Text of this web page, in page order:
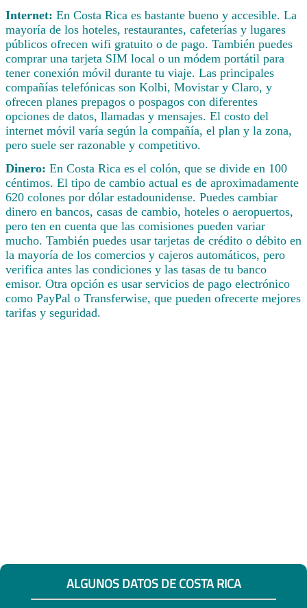
Internet: En Costa Rica es bastante bueno y accesible. La
mayoría de los hoteles, restaurantes, cafeterías y lugares
públicos ofrecen wifi gratuito o de pago. También puedes
comprar una tarjeta SIM local o un módem portátil para
tener conexión móvil durante tu viaje. Las principales
compañías telefónicas son Kolbi, Movistar y Claro, y
ofrecen planes prepagos o pospagos con diferentes
opciones de datos, llamadas y mensajes. El costo del
internet móvil varía según la compañía, el plan y la zona,
pero suele ser razonable y competitivo.
Dinero: En Costa Rica es el colón, que se divide en 100
céntimos. El tipo de cambio actual es de aproximadamente
620 colones por dólar estadounidense. Puedes cambiar
dinero en bancos, casas de cambio, hoteles o aeropuertos,
pero ten en cuenta que las comisiones pueden variar
mucho. También puedes usar tarjetas de crédito o débito en
la mayoría de los comercios y cajeros automáticos, pero
verifica antes las condiciones y las tasas de tu banco
emisor. Otra opción es usar servicios de pago electrónico
como PayPal o Transferwise, que pueden ofrecerte mejores
tarifas y seguridad.
ALGUNOS DATOS DE COSTA RICA